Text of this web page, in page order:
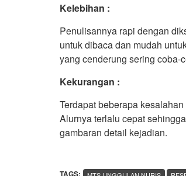
Kelebihan :
Penulisannya rapi dengan
untuk dibaca dan mudah
yang cenderung sering coba-
Kekurangan :
Terdapat beberapa
Alurnya terlalu cepat
gambaran detail kejadian.
TAGS: